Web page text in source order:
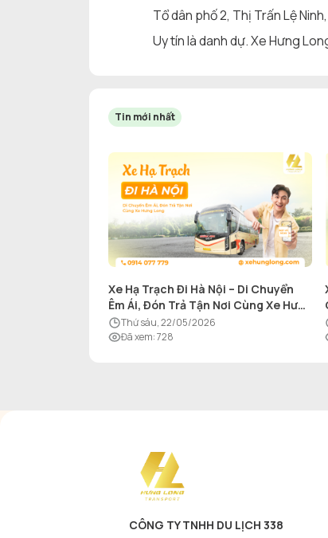
Tổ dân phố 2, Thị Trấn Lệ
Uy tín là danh dự. Xe Hưng
Tin mới nhất
Xe Hạ Trạch Đi Hà Nội – Di Chuyển
Êm Ái, Đón Trả Tận Nơi Cùng Xe Hưng
Longthứ sáu, 22/05/2026
Đã xem:728
CÔNG TY TNHH DU LỊCH 338